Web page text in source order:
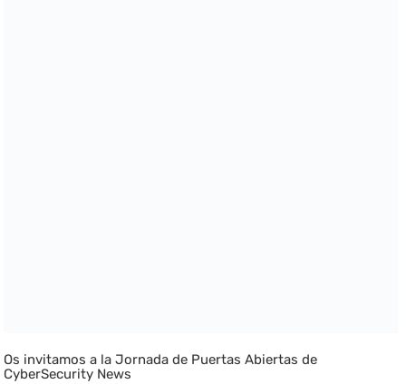
Os invitamos a la Jornada de Puertas Abiertas de
CyberSecurity News